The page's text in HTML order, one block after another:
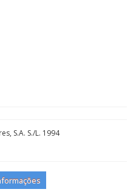
S.A. S./L. 1994